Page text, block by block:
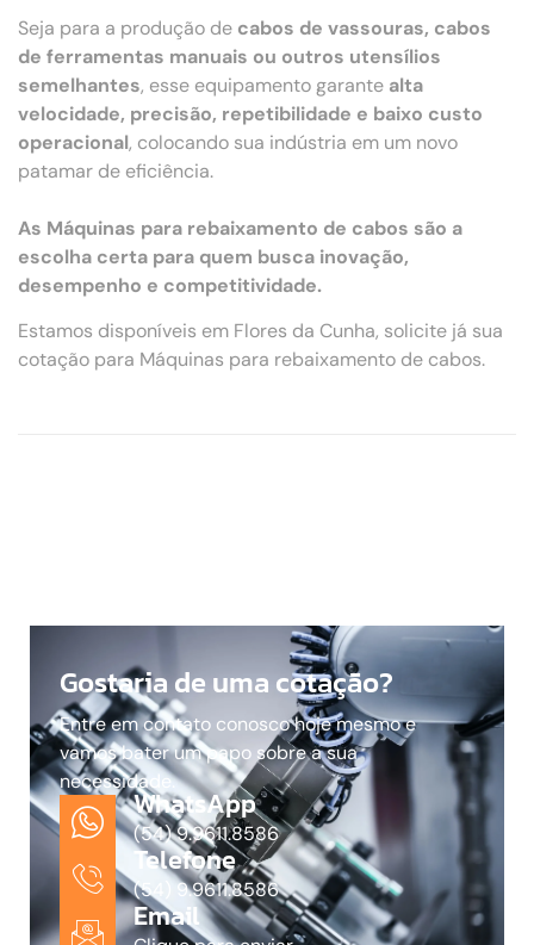
Seja para a produção de cabos de vassouras, cabos
de ferramentas manuais ou outros utensílios
semelhantes, esse equipamento garante alta
velocidade, precisão, repetibilidade e baixo custo
operacional, colocando sua indústria em um novo
patamar de eficiência.
As Máquinas para rebaixamento de cabos são a
escolha certa para quem busca inovação,
desempenho e competitividade.
Estamos disponíveis em Flores da Cunha, solicite já sua
cotação para Máquinas para rebaixamento de cabos.
Gostaria de uma cotação?
Entre em contato conosco hoje mesmo e
vamos bater um papo sobre a sua
necessidade.
WhatsApp
(54) 9.9611.8586
Telefone
(54) 9.9611.8586
Email